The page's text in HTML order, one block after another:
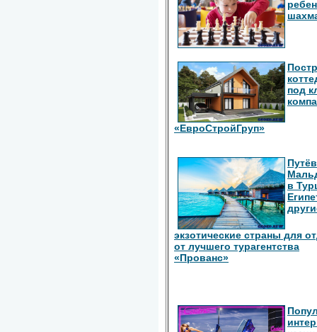
под
«ЕвроСтройГруп»
в
экзотические страны для
от лучшего турагентства
«Прованс»